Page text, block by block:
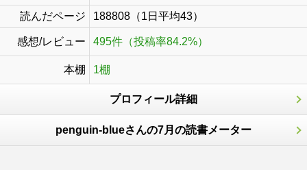
読んだページ
188808（1日平均43）
感想/レビュー 495件（投稿率84.2%）
本棚 1棚
プロフィール詳細
penguin-blueさんの7月の読書メーター